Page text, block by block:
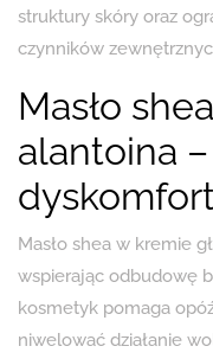
struktury skóry oraz
czynników
Masło
alantoina
Masło shea w kremie
wspierając odbudowę
kosmetyk pomaga
niwelować działanie